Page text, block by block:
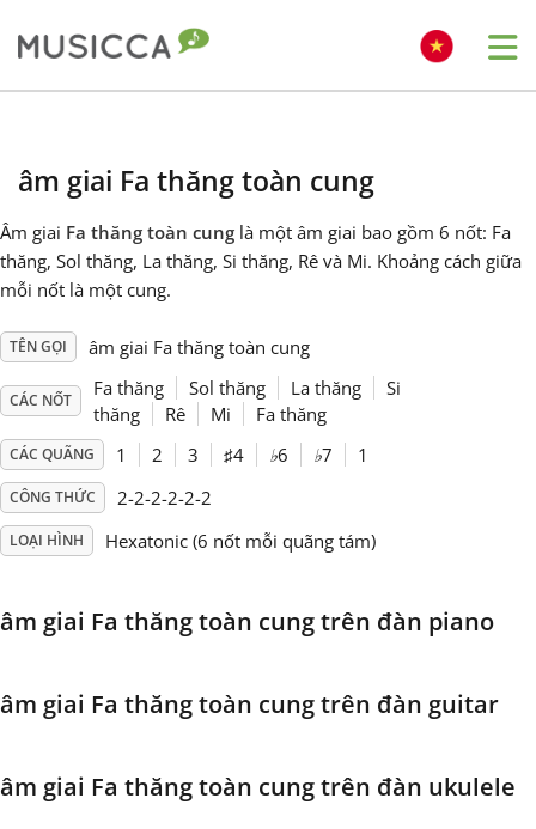
Dansk
Deutsch
English
Español
âm giai Fa thăng toàn cung
Âm giai Fa thăng toàn cung là một âm giai bao gồm 6 nốt: Fa
thăng, Sol thăng, La thăng, Si thăng, Rê và Mi. Khoảng cách giữa
mỗi nốt là một cung.
TÊN GỌI âm giai Fa thăng toàn cung
CÁC NỐT
Fa thăng Sol thăng La thăng
Si
thăng
Rê Mi Fa thăng
CÁC QUÃNG 1 2 3 ♯4 ♭6 ♭7 1
CÔNG THỨC 2-2-2-2-2-2
LOẠI HÌNH Hexatonic (6 nốt mỗi quãng tám)
âm giai Fa thăng toàn cung trên đàn piano
âm giai Fa thăng toàn cung trên đàn guitar
âm giai Fa thăng toàn cung trên đàn ukulele